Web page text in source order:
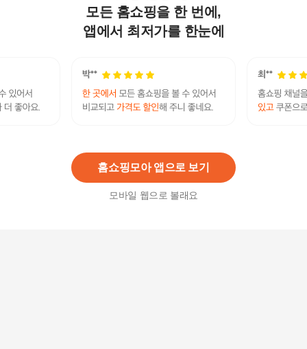
모든 홈쇼핑을 한 번에,
앱에서 최저가를 한눈에
홈쇼핑모아 앱으로 보기
모바일 웹으로 볼래요
청소년브라 주니어브라 8종 세트 면스판 무지 노와
이어브라
39,800 원
8종 여성 고급 노와이어 끈조절가능 브래지어세트